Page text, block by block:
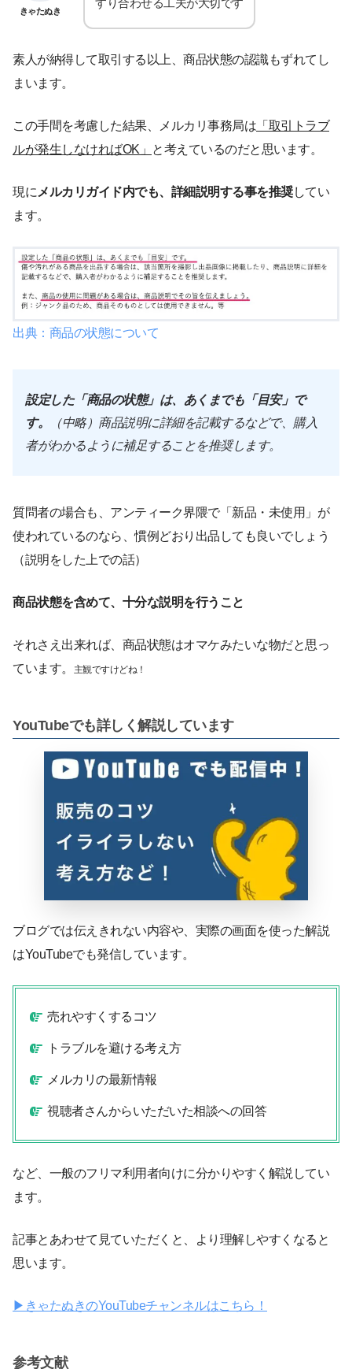
きゃたぬき
すり合わせる工夫が大切です
素人が納得して取引する以上、商品状態の認識もずれてし
まいます。
この手間を考慮した結果、メルカリ事務局は 「取引トラブ
ルが発生しなければOK」 と考えているのだと思います。
現に メルカリガイド内でも、詳細説明する事を推奨してい
ます。
出典：商品の状態について
設定した「商品の状態」は、あくまでも「目安」で
す。
（中略）商品説明に詳細を記載するなどで、購入
者がわかるように補足することを推奨します。
質問者の場合も、アンティーク界隈で「新品・未使用」が
使われているのなら、慣例どおり出品しても良いでしょう
（説明をした上での話）
商品状態を含めて、十分な説明を行うこと
それさえ出来れば、商品状態はオマケみたいな物だと思っ
ています。
主観ですけどね！
YouTubeでも詳しく解説しています
ブログでは伝えきれない内容や、実際の画面を使った解説
はYouTubeでも発信しています。
売れやすくするコツ
トラブルを避ける考え方
メルカリの最新情報
視聴者さんからいただいた相談への回答
など、一般のフリマ利用者向けに分かりやすく解説してい
ます。
記事とあわせて見ていただくと、より理解しやすくなると
思います。
▶︎きゃたぬきのYouTubeチャンネルはこちら！
参考文献